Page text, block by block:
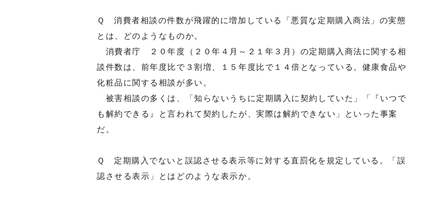
Ｑ 消費者相談の件数が飛躍的に増加している「悪質な定期購入商法」の実態
とは、どのようなものか。
消費者庁 ２０年度（２０年４月～２１年３月）の定期購入商法に関する相
談件数は、前年度比で３割増、１５年度比で１４倍となっている。健康食品や
化粧品に関する相談が多い。
被害相談の多くは、「知らないうちに定期購入に契約していた」「『いつで
も解約できる』と言われて契約したが、実際は解約できない」といった事案
だ。
Ｑ 定期購入でないと誤認させる表示等に対する直罰化を規定している。「誤
認させる表示」とはどのような表示か。